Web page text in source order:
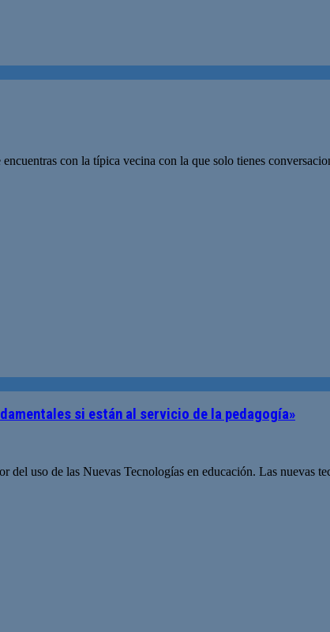
con la típica vecina con la que solo tienes
si están al servicio de la pedagogía»
uso de las Nuevas Tecnologías en educación. Las nuevas